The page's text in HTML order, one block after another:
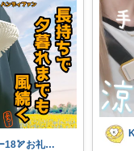
あろー18🏹お礼はプロフにて